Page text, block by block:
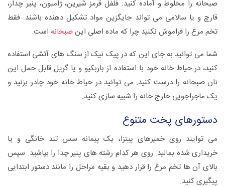
صبحانه را مخلوط و آماده کنید. فلفل قرمز شیرین، ژامبون، پنیر چدار،
قارچ و یا سالامی می تواند جایگزین مواد تشکیل دهنده باشند. فقط
تخم مرغ را فراموش نکنید چرا که ماده اصلی اینصبحانه است.
شما می توانید به جای این که در پیک نیک از سنگ های آتشی استفاده
کنید، در حیاط خانه خود با استفاده از باربکیو و یا گریل قابل حمل این
نان صبحانه را درست کنید. می توانید در حیاط خانه خود چادر بزنید و
یک ماجراجویی خارج خانه را شبیه سازی کنید.
دستورهای پخت متنوع
می توایند روی خمیرهای پیتزا، یک پیمانه سس تند خانگی و یا
خریداری شده بمالید. روی هر کدام رشته های پنیر چدا را بپاشید. سپس
بالای آن ها تخم مرغ را قرار دهید و بقیه مراحل را مانند دستور ابتدایی
پیگیری کنید.